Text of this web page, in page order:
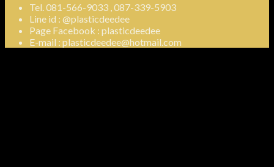
Tel. 081-566-9033 , 087-339-5903
Line id : @plasticdeedee
Page Facebook : plasticdeedee
E-mail : plasticdeedee@hotmail.com